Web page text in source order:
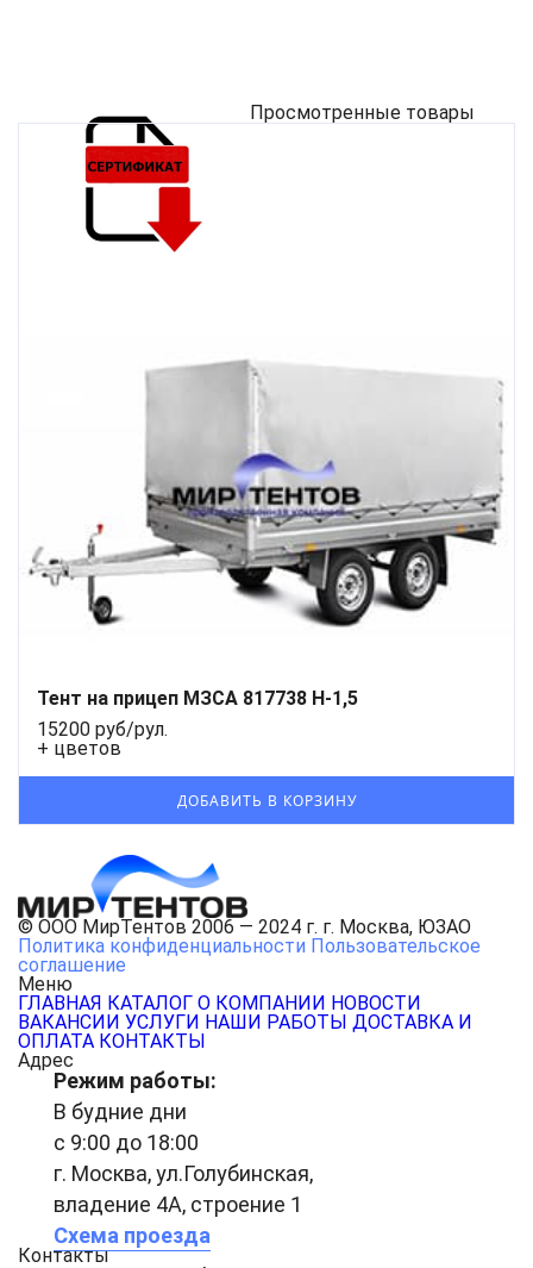
Просмотренные товары
Тент на прицеп МЗСА 817738 H-1,5
15200 руб/рул.
+ цветов
© ООО МирТентов 2006 — 2024 г. г. Москва, ЮЗАО
Политика конфиденциальности Пользовательское
соглашение
Меню
ГЛАВНАЯ КАТАЛОГ О КОМПАНИИ НОВОСТИ
ВАКАНСИИ УСЛУГИ НАШИ РАБОТЫ ДОСТАВКА И
ОПЛАТА КОНТАКТЫ
Адрес
Режим работы:
В будние дни
с 9:00 до 18:00
г. Москва, ул.Голубинская,
владение 4А, строение 1
Схема проезда
Контакты